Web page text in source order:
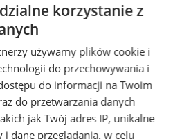
i społeczne
korzystanie z
używamy plików cookie i
do przechowywania i
do informacji na Twoim
do przetwarzania danych
jak Twój adres IP, unikalne
dane przeglądania, w celu